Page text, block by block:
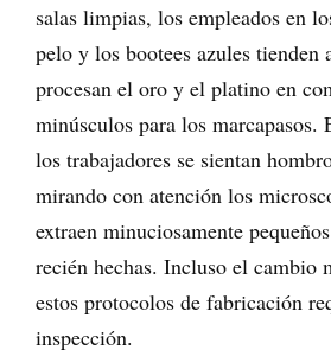
salas limpias, los empleados en
pelo y los bootees azules tienden
procesan el oro y el platino en
minúsculos para los marcapasos.
los trabajadores se sientan
mirando con atención los
extraen minuciosamente
recién hechas. Incluso el cambio
estos protocolos de fabricación
inspección.